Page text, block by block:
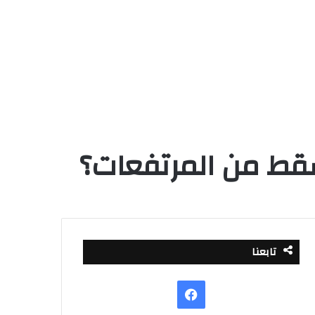
من المرتفعات؟
تابعنا
فيسبوك